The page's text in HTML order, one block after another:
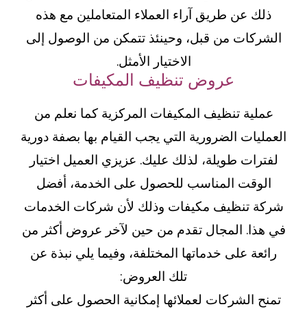
ذلك عن طريق آراء العملاء المتعاملين مع هذه
الشركات من قبل، وحينئذ تتمكن من الوصول إلى
الاختيار الأمثل.
عروض تنظيف المكيفات
عملية تنظيف المكيفات المركزية كما نعلم من
العمليات الضرورية التي يجب القيام بها بصفة دورية
لفترات طويلة، لذلك عليك. عزيزي العميل اختيار
الوقت المناسب للحصول على الخدمة، أفضل
شركة تنظيف مكيفات وذلك لأن شركات الخدمات
في هذا. المجال تقدم من حين لآخر عروض أكثر من
رائعة على خدماتها المختلفة، وفيما يلي نبذة عن
تلك العروض:
تمنح الشركات لعملائها إمكانية الحصول على أكثر